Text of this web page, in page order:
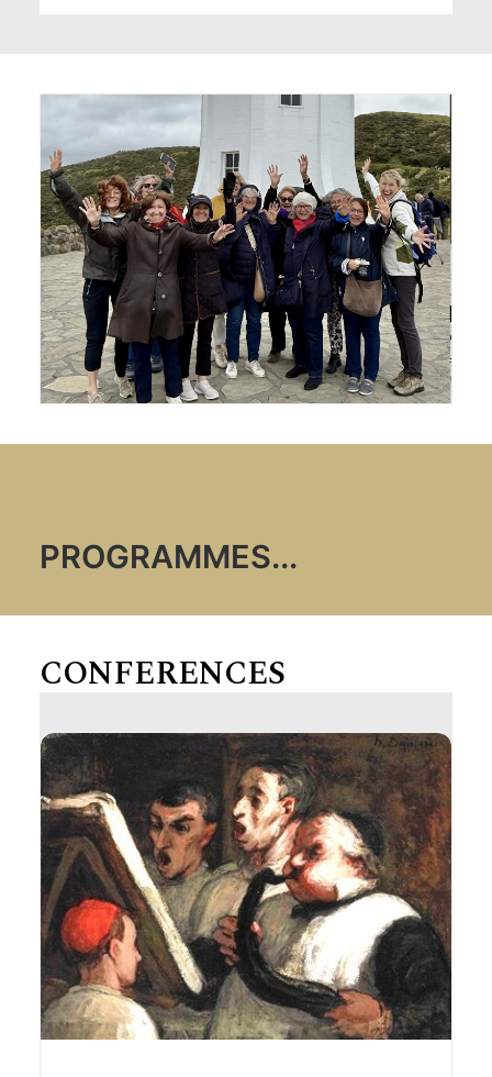
PROGRAMMES...
CONFERENCES